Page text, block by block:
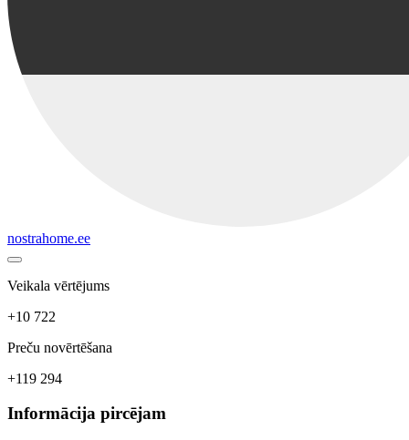
nostrahome.ee
Veikala vērtējums
+10 722
Preču novērtēšana
+119 294
Informācija pircējam